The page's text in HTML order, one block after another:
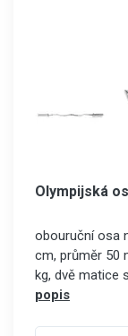
Olympijská
obouruční osa
cm, průměr 50
kg, dvě matice
popis